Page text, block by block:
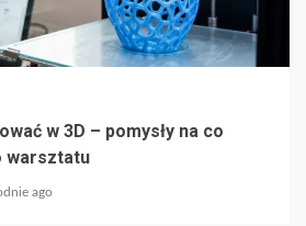
w 3D – pomysły na co
warsztatu
ago